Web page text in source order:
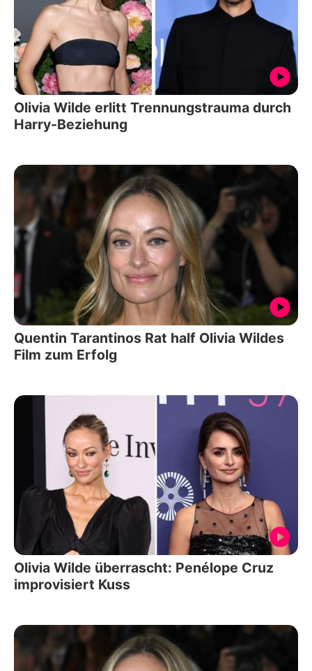
Olivia Wilde erlitt Trennungstrauma durch
Harry-Beziehung
Quentin Tarantinos Rat half Olivia Wildes
Film zum Erfolg
Olivia Wilde überrascht: Penélope Cruz
improvisiert Kuss